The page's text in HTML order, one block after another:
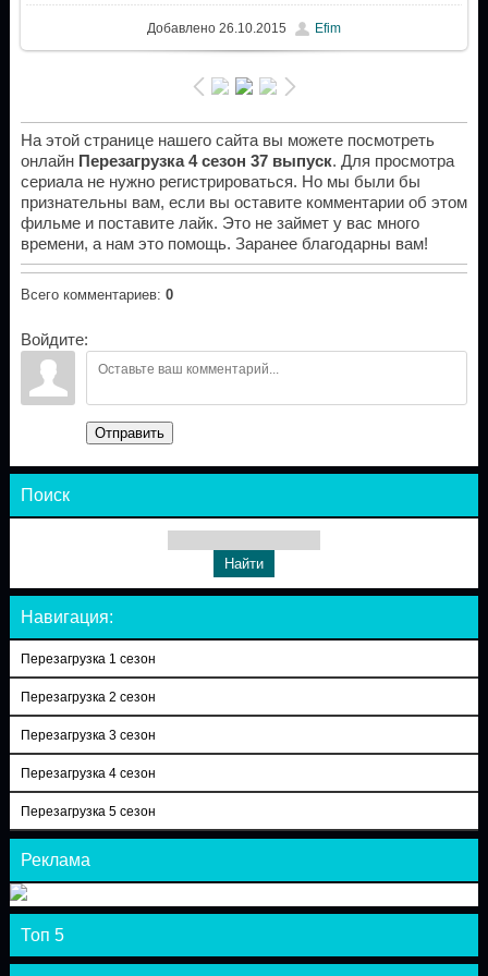
Добавлено26.10.2015 Efim
На этой странице нашего сайта вы можете посмотреть
онлайн Перезагрузка 4 сезон 37 выпуск. Для просмотра
сериала не нужно регистрироваться. Но мы были бы
признательны вам, если вы оставите комментарии об этом
фильме и поставите лайк. Это не займет у вас много
времени, а нам это помощь. Заранее благодарны вам!
Всего комментариев: 0
Войдите:
Отправить
Поиск
Навигация:
Перезагрузка 1 сезон
Перезагрузка 2 сезон
Перезагрузка 3 сезон
Перезагрузка 4 сезон
Перезагрузка 5 сезон
Реклама
Топ 5